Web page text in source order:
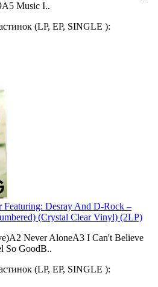
Music I..
(LP, EP, SINGLE ):
Featuring: Desray And D-Rock –
(Crystal Clear Vinyl) (2LP)
Never AloneA3 I Can't Believe
So GoodB..
(LP, EP, SINGLE ):